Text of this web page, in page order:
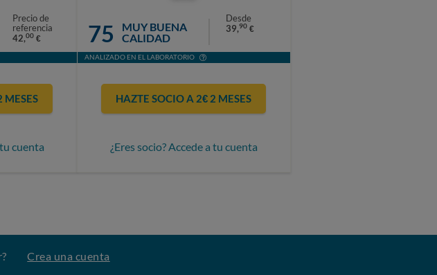
Precio de
referencia
42,00 €
MESES
cuenta
75
MUY BUENA
CALIDAD
Desde
39,90 €
ANALIZADO EN EL LABORATORIO
HAZTE SOCIO A 2€ 2 MESES
¿Eres socio? Accede a tu cuenta
Crea una cuenta